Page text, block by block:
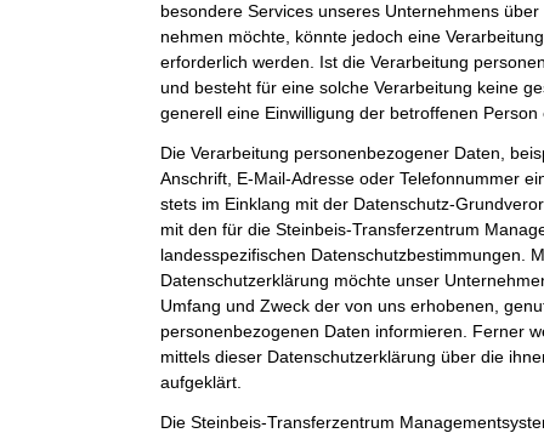
besondere Services unseres Unternehmens
nehmen möchte, könnte jedoch eine
erforderlich werden. Ist die Verarbeitung
und besteht für eine solche Verarbeitung keine
generell eine Einwilligung der betroffenen Person
Die Verarbeitung personenbezogener Daten,
Anschrift, E-Mail-Adresse oder Telefonnummer
stets im Einklang mit der Datenschutz-
mit den für die Steinbeis-Transferzentrum
landesspezifischen Datenschutzbestimmungen.
Datenschutzerklärung möchte unser
Umfang und Zweck der von uns erhobenen,
personenbezogenen Daten informieren. Ferner
mittels dieser Datenschutzerklärung über die
aufgeklärt.
Die Steinbeis-Transferzentrum